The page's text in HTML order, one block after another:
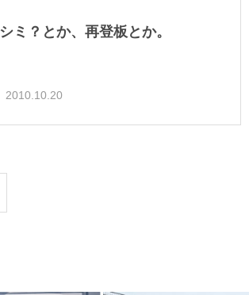
シミ？とか、再登板とか。
2010.10.20